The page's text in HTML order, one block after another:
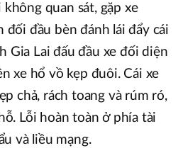
quan sát, gặp xe
đối đầu bèn đánh lái đẩy cái
Gia Lai đấu đầu xe đối diện
xe hổ vồ kẹp đuôi. Cái xe
chả, rách toang và rúm ró,
Lỗi hoàn toàn ở phía tài
và liều mạng.